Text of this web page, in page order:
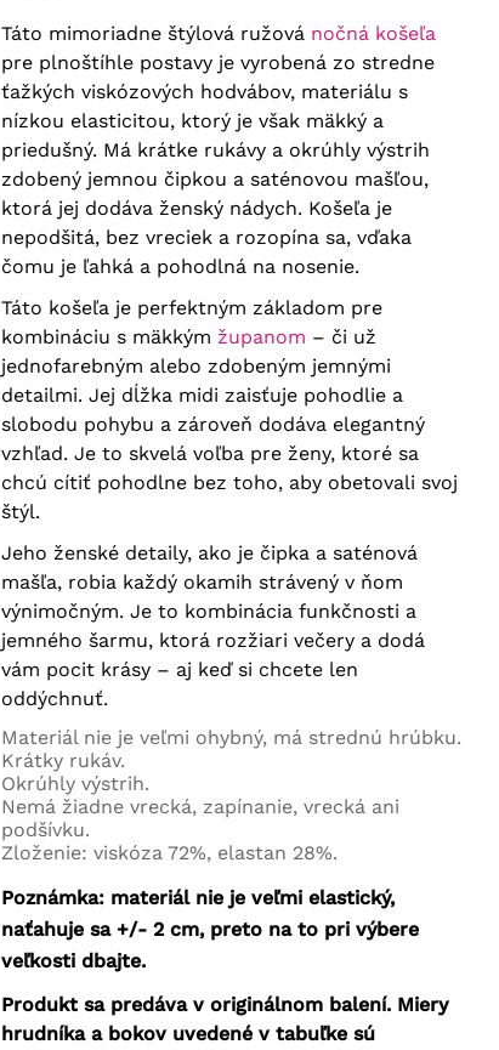
Táto mimoriadne štýlová ružová nočná košeľa
pre plnoštíhle postavy je vyrobená zo stredne
ťažkých viskózových hodvábov, materiálu s
nízkou elasticitou, ktorý je však mäkký a
priedušný. Má krátke rukávy a okrúhly výstrih
zdobený jemnou čipkou a saténovou mašľou,
ktorá jej dodáva ženský nádych. Košeľa je
nepodšitá, bez vreciek a rozopína sa, vďaka
čomu je ľahká a pohodlná na nosenie.
Táto košeľa je perfektným základom pre
kombináciu s mäkkým županom – či už
jednofarebným alebo zdobeným jemnými
detailmi. Jej dĺžka midi zaisťuje pohodlie a
slobodu pohybu a zároveň dodáva elegantný
vzhľad. Je to skvelá voľba pre ženy, ktoré sa
chcú cítiť pohodlne bez toho, aby obetovali svoj
štýl.
Jeho ženské detaily, ako je čipka a saténová
mašľa, robia každý okamih strávený v ňom
výnimočným. Je to kombinácia funkčnosti a
jemného šarmu, ktorá rozžiari večery a dodá
vám pocit krásy – aj keď si chcete len
oddýchnuť.
Materiál nie je veľmi ohybný, má strednú hrúbku.
Krátky rukáv.
Okrúhly výstrih.
Nemá žiadne vrecká, zapínanie, vrecká ani
podšívku.
Zloženie: viskóza 72%, elastan 28%.
Poznámka: materiál nie je veľmi elastický,
naťahuje sa +/- 2 cm, preto na to pri výbere
veľkosti dbajte.
Produkt sa predáva v originálnom balení. Miery
hrudníka a bokov uvedené v tabuľke sú